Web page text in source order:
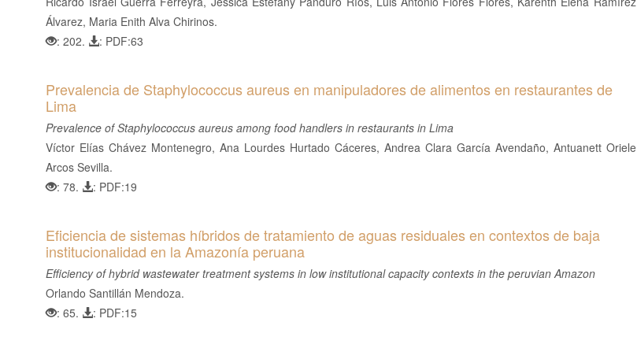
Álvarez, Maria Enith Alva Chirinos.
: 202.
: PDF:63
Prevalencia de Staphylococcus aureus en manipuladores de alimentos en restaurantes de
Lima
Prevalence of Staphylococcus aureus among food handlers in restaurants in Lima
Víctor Elías Chávez Montenegro, Ana Lourdes Hurtado Cáceres, Andrea Clara García Avendaño, Antuanett Oriele
Arcos Sevilla.
: 78.
: PDF:19
Eficiencia de sistemas híbridos de tratamiento de aguas residuales en contextos de baja
institucionalidad en la Amazonía peruana
Efficiency of hybrid wastewater treatment systems in low institutional capacity contexts in the peruvian Amazon
Orlando Santillán Mendoza.
: 65.
: PDF:15